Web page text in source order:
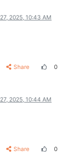
2025, 10:43 AM
Share 0
2025, 10:44 AM
Share 0